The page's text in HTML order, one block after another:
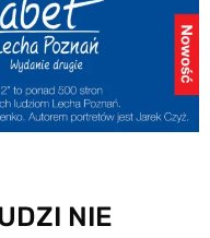
NIE